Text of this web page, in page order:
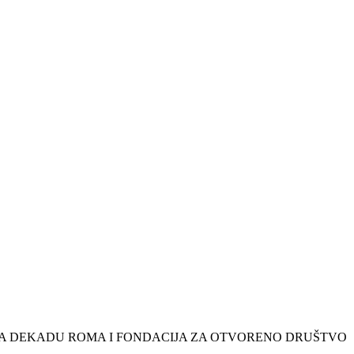
DEKADU ROMA I FONDACIJA ZA OTVORENO DRUŠTVO